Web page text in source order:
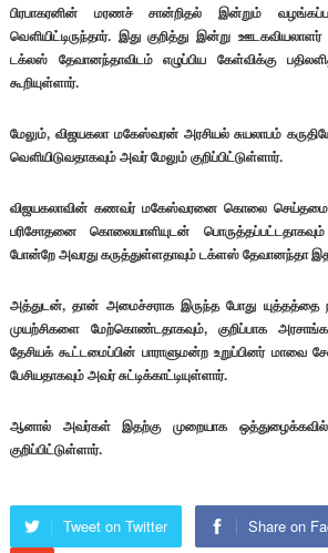
பிரபாகரனின் மரணச் சான்றிதல் இன்றும்
வௌியிட்டிருந்தார். இது குறித்து இன்று
டக்லஸ் தேவானந்தாவிடம் எழுப்பிய கேள்விக்கு
கூறியுள்ளார்.
மேலும், விஜயகலா மகேஸ்வரன் அரசியல் சுயலாபம்
வௌியிடுவதாகவும் அவர் மேலும் குறிப்பிட்டுள்ளார்.
விஜயகலாவின் கணவர் மகேஸ்வரனை கொலை செய்தமை
பரிசோதனை கொலையாளியுடன்
போன்றே அவரது கருத்துள்ளதாவும் டக்ளஸ் தேவானந்தா
அத்துடன், தான் அமைச்சராக இருந்த போது யுத்தத்தை
முயற்சிகளை மேற்கொண்டதாகவும், குறிப்பாக
தேசியக் கூட்டமைப்பின் பாராளுமன்ற உறுப்பினர் மாவை
பேசியதாகவும் அவர் சுட்டிக்காட்டியுள்ளார்.
ஆனால் அவர்கள் இதற்கு முறையாக
குறிப்பிட்டுள்ளார்.
Tweet on Twitter Share on